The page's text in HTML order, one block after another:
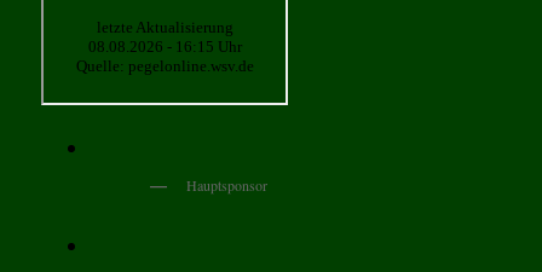
Hauptsponsor